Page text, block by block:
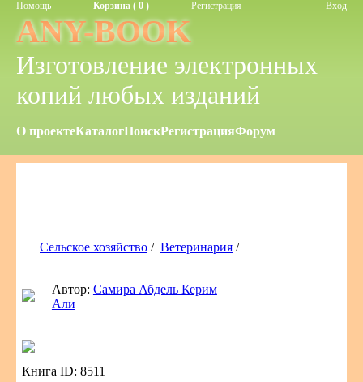
Помощь Корзина ( 0 ) Регистрация Вход
ANY-BOOK
Изготовление электронных
копий любых изданий
О проектеКаталогПоискРегистрацияФорум
Сельское хозяйство / Ветеринария /
Автор: Самира Абдель Керим
Али
Книга ID: 8511